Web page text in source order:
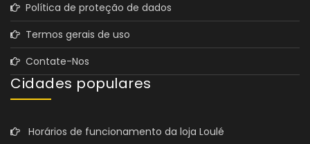
Política de proteção de dados
Termos gerais de uso
Contate-Nos
Cidades populares
Horários de funcionamento da loja Loulé